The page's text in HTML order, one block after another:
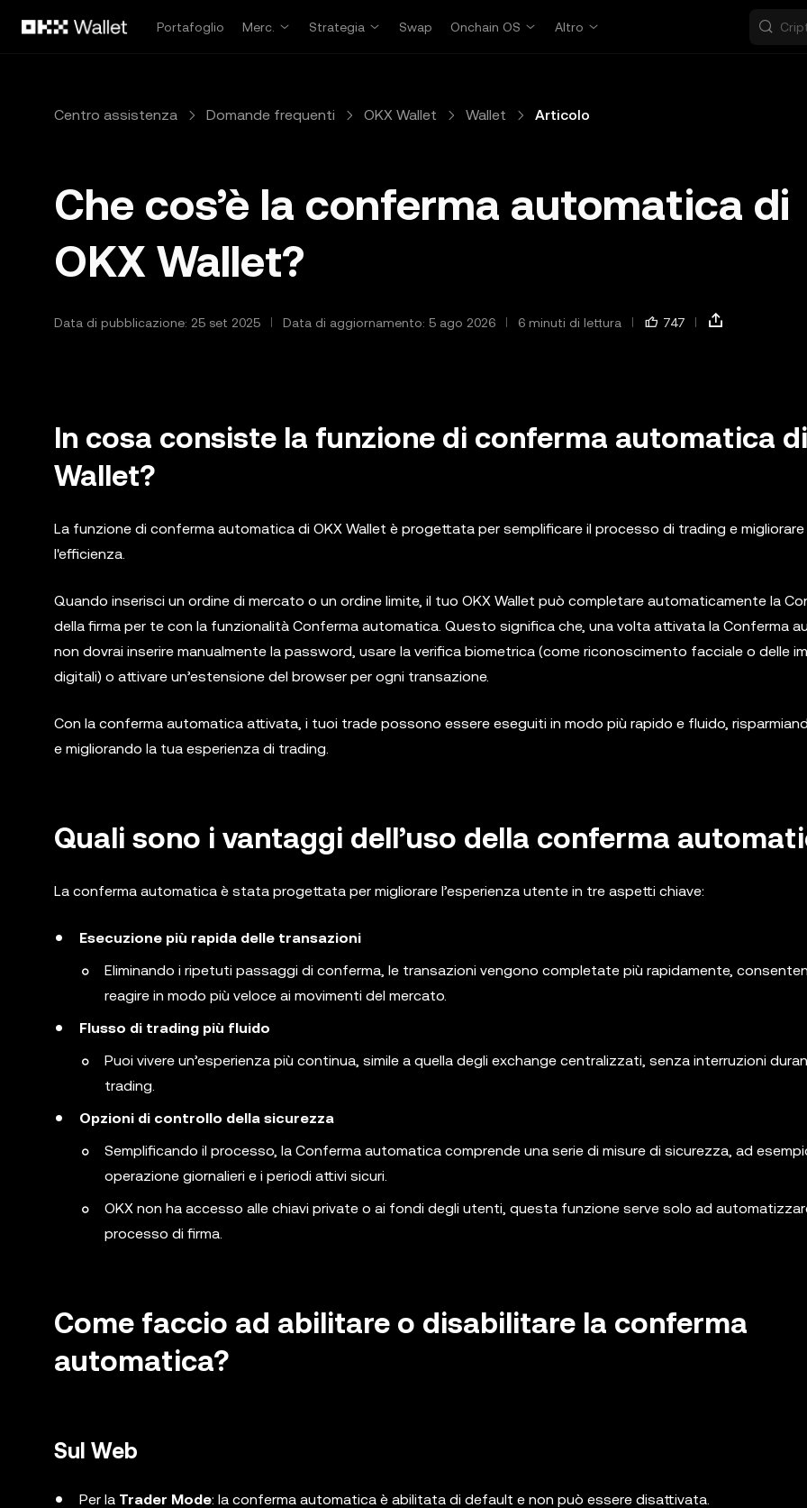
Portafoglio
Merc. Strategia Swap Onchain OS Altro
Centro assistenza Domande frequenti OKX Wallet Wallet Articolo
Che cos’è la conferma automatica di
OKX Wallet?
Data di pubblicazione: 25 set 2025 Data di aggiornamento: 5 ago 2026 6 minuti di lettura 747
In cosa consiste la funzione di conferma automatica
Wallet?
La funzione di conferma automatica di OKX Wallet è progettata per semplificare il processo di trading e migliorare
l'efficienza.
Quando inserisci un ordine di mercato o un ordine limite, il tuo OKX Wallet può completare automaticamente la
della firma per te con la funzionalità Conferma automatica. Questo significa che, una volta attivata la Conferma
non dovrai inserire manualmente la password, usare la verifica biometrica (come riconoscimento facciale o delle
digitali) o attivare un’estensione del browser per ogni transazione.
Con la conferma automatica attivata, i tuoi trade possono essere eseguiti in modo più rapido e fluido,
e migliorando la tua esperienza di trading.
Quali sono i vantaggi dell’uso della conferma
La conferma automatica è stata progettata per migliorare l’esperienza utente in tre aspetti chiave:
Esecuzione più rapida delle transazioni
Eliminando i ripetuti passaggi di conferma, le transazioni vengono completate più rapidamente,
reagire in modo più veloce ai movimenti del mercato.
Flusso di trading più fluido
Puoi vivere un’esperienza più continua, simile a quella degli exchange centralizzati, senza interruzioni
trading.
Opzioni di controllo della sicurezza
Semplificando il processo, la Conferma automatica comprende una serie di misure di sicurezza, ad
operazione giornalieri e i periodi attivi sicuri.
OKX non ha accesso alle chiavi private o ai fondi degli utenti, questa funzione serve solo ad
processo di firma.
Come faccio ad abilitare o disabilitare la conferma
automatica?
Sul Web
Per la Trader Mode: la conferma automatica è abilitata di default e non può essere disattivata.